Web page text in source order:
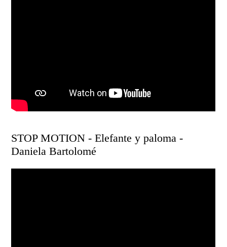
STOP MOTION - Elefante y paloma -
Daniela Bartolomé